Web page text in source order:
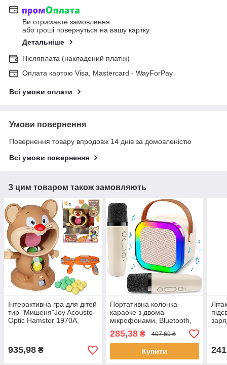
Ви отримаєте замовлення
або гроші повернуться на вашу картку
Детальніше
Післяплата (накладений платіж)
Оплата картою Visa, Mastercard - WayForPay
Всі умови оплати
Умови повернення
Повернення товару впродовж 14 днів за домовленістю
Всі умови повернення
З цим товаром також замовляють
Інтерактивна гра для дітей
тир "Мишеня"Joy Acousto-
Optic Hamster 1970A,
935,98 ₴
Портативна колонка-
караоке з двома
мікрофонами, Bluetooth,
RGB підсвітка, К12 /
Дитяча колонка блютуз
285,38₴ 407,69 ₴
Купити